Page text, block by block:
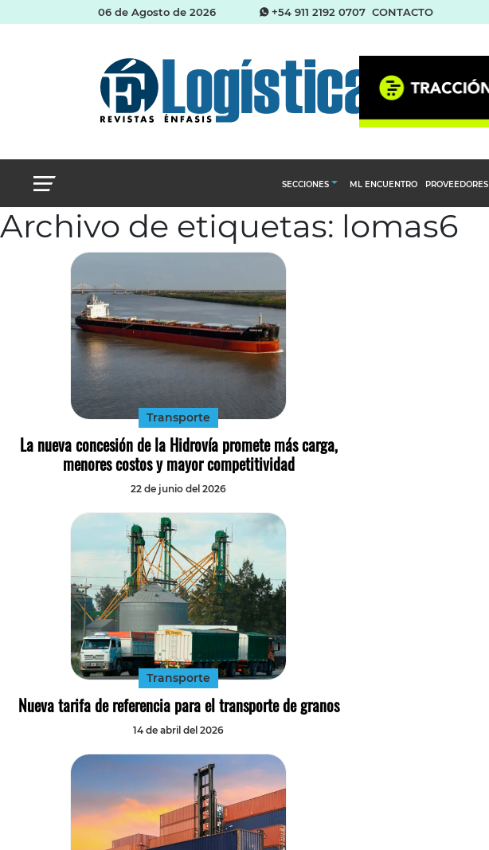
06 de Agosto de 2026 +54 911 2192 0707 CONTACTO
SECCIONES
Abastecimiento y compras
ML ENCUENTRO PROVEEDORES
Archivo de etiquetas: lomas6
Transporte
La nueva concesión de la Hidrovía promete más carga,
menores costos y mayor competitividad
22 de junio del 2026
Transporte
Nueva tarifa de referencia para el transporte de granos
14 de abril del 2026